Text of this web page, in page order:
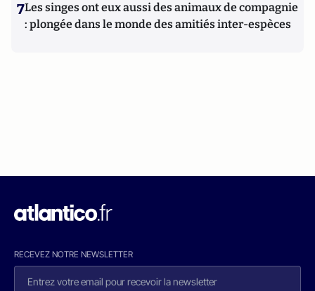
7Les singes ont eux aussi des animaux de compagnie
: plongée dans le monde des amitiés inter-espèces
RECEVEZ NOTRE NEWSLETTER